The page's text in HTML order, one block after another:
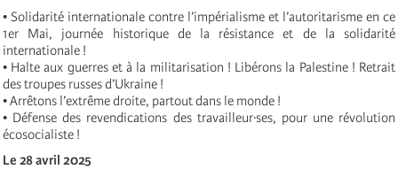
• Solidarité internationale contre l’impérialisme et l’autoritarisme en ce
1er Mai, journée historique de la résistance et de la solidarité
internationale !
• Halte aux guerres et à la militarisation ! Libérons la Palestine ! Retrait
des troupes russes d’Ukraine !
• Arrêtons l’extrême droite, partout dans le monde !
• Défense des revendications des travailleur·ses, pour une révolution
écosocialiste !
Le 28 avril 2025